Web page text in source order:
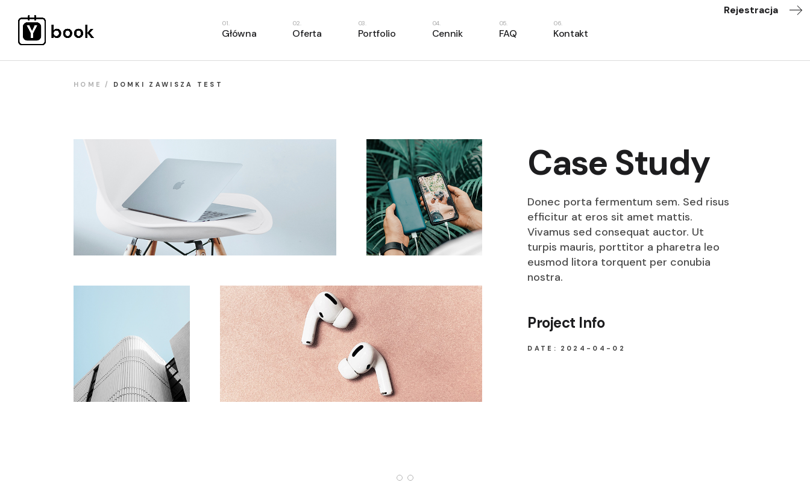
Główna Oferta
Raporty i analityka
Portfolio Cennik FAQ Kontakt
Rejestracja
Silnik rezerwacyjny
Wirtualna księgowość
HOME DOMKI ZAWISZA TEST
Case Study
Donec porta fermentum sem. Sed risus
efficitur at eros sit amet mattis.
Vivamus sed consequat auctor. Ut
turpis mauris, porttitor a pharetra leo
eusmod litora torquent per conubia
nostra.
Project Info
DATE: 2024-04-02